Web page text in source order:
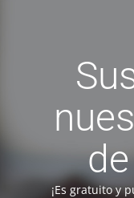
¡Es gratuito y